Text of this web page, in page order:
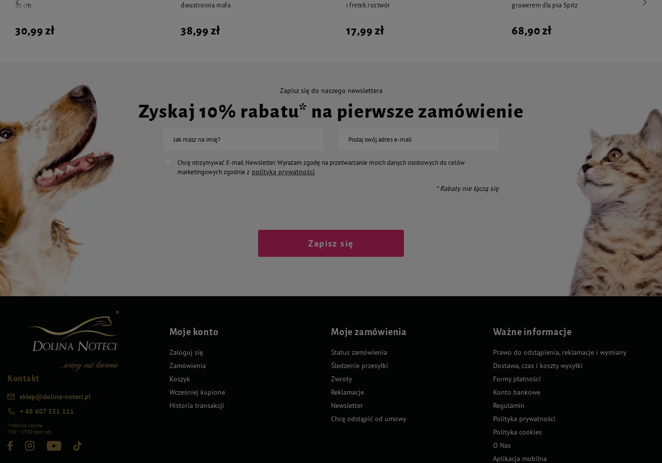
35 cm
30,99 zł
dwustronna mała
38,99 zł
i fretek roztwór
17,99 zł
grawerem dla psa Spitz
68,90 zł
Zapisz się do naszego newslettera
Zyskaj 10% rabatu* na pierwsze zamówienie
Jak masz na imię? Podaj swój adres e-mail
Chcę otrzymywać E-mail Newsletter. Wyrażam zgodę na przetwarzanie moich danych osobowych do celów
marketingowych zgodnie z polityką prywatności
* Rabaty nie łączą się
Zapisz się
Kontakt
sklep@dolina-noteci.pl
+ 48 607 551 111
*Infolinia czynna
7:00 – 17:00 (pon–pt)
Moje konto
Zaloguj się
Zamówienia
Koszyk
Wcześniej kupione
Historia transakcji
Moje zamówienia
Status zamówienia
Śledzenie przesyłki
Zwroty
Reklamacje
Newsletter
Chcę odstąpić od umowy
Ważne informacje
Prawo do odstąpienia, reklamacje i wymiany
Dostawa, czas i koszty wysyłki
Formy płatności
Konto bankowe
Regulamin
Polityka prywatności
Polityka cookies
O Nas
Aplikacja mobilna